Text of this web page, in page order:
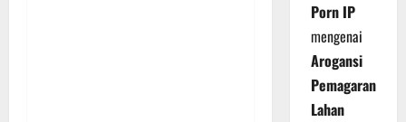
Porn IP
mengenai
Arogansi
Pemagaran
Lahan